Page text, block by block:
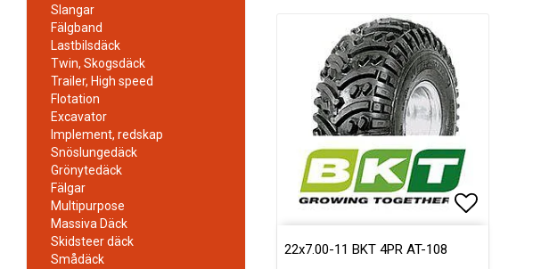
Slangar
Fälgband
Lastbilsdäck
Twin, Skogsdäck
Trailer, High speed
Flotation
Excavator
Implement, redskap
Snöslungedäck
Grönytedäck
Fälgar
Multipurpose
Massiva Däck
Skidsteer däck
Smådäck
22x7.00-11 BKT 4PR AT-108